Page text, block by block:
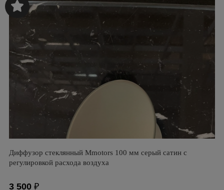
Диффузор стеклянный Mmotors 100 мм серый сатин с
регулировкой расхода воздуха
3 500 ₽